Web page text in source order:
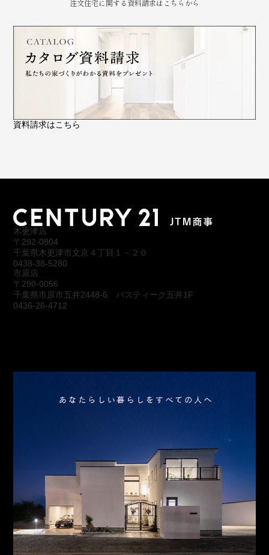
注文住宅に関する資料請求はこちらから
資料請求はこちら
木更津店
〒292-0804
千葉県木更津市文京４丁目１－２０
0438-38-5280
市原店
〒290-0056
千葉県市原市五井2448-6 パスティーク五井1F
0436-26-4712